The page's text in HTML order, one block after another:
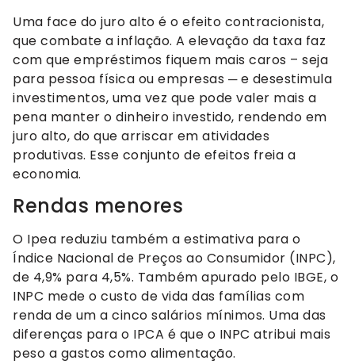
Uma face do juro alto é o efeito contracionista,
que combate a inflação. A elevação da taxa faz
com que empréstimos fiquem mais caros – seja
para pessoa física ou empresas ─ e desestimula
investimentos, uma vez que pode valer mais a
pena manter o dinheiro investido, rendendo em
juro alto, do que arriscar em atividades
produtivas. Esse conjunto de efeitos freia a
economia.
Rendas menores
O Ipea reduziu também a estimativa para o
Índice Nacional de Preços ao Consumidor (INPC),
de 4,9% para 4,5%. Também apurado pelo IBGE, o
INPC mede o custo de vida das famílias com
renda de um a cinco salários mínimos. Uma das
diferenças para o IPCA é que o INPC atribui mais
peso a gastos como alimentação.